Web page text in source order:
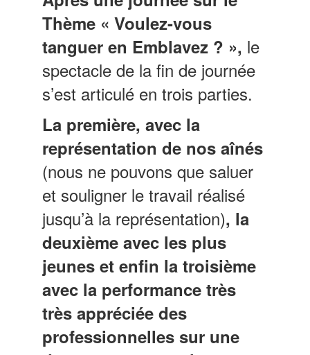
Thème « Voulez-vous
tanguer en Emblavez ? », le
spectacle de la fin de journée
s’est articulé en trois parties.
La première, avec la
représentation de nos aînés
(nous ne pouvons que saluer
et souligner le travail réalisé
jusqu’à la représentation), la
deuxième avec les plus
jeunes et enfin la troisième
avec la performance très
très appréciée des
professionnelles sur une